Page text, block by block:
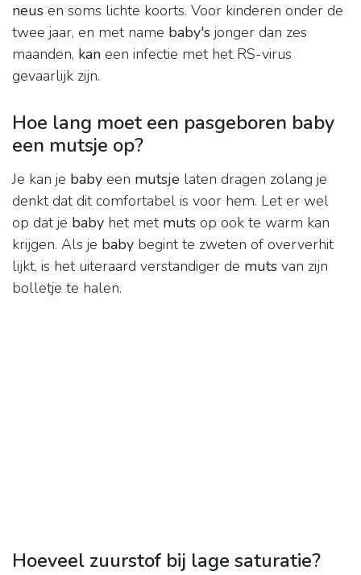
neus en soms lichte koorts. Voor kinderen onder de
twee jaar, en met name baby's jonger dan zes
maanden, kan een infectie met het RS-virus
gevaarlijk zijn.
Hoe lang moet een pasgeboren baby
een mutsje op?
Je kan je baby een mutsje laten dragen zolang je
denkt dat dit comfortabel is voor hem. Let er wel
op dat je baby het met muts op ook te warm kan
krijgen. Als je baby begint te zweten of oververhit
lijkt, is het uiteraard verstandiger de muts van zijn
bolletje te halen.
Hoeveel zuurstof bij lage saturatie?